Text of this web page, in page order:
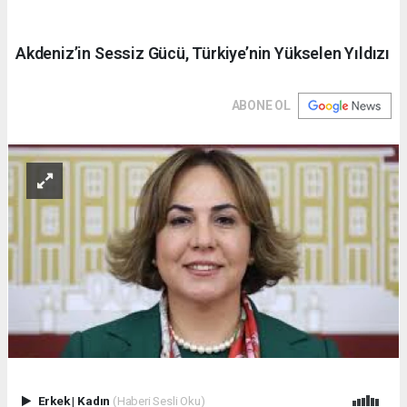
Akdeniz’in Sessiz Gücü, Türkiye’nin Yükselen Yıldızı
ABONE OL
Erkek| Kadın (Haberi Sesli Oku)